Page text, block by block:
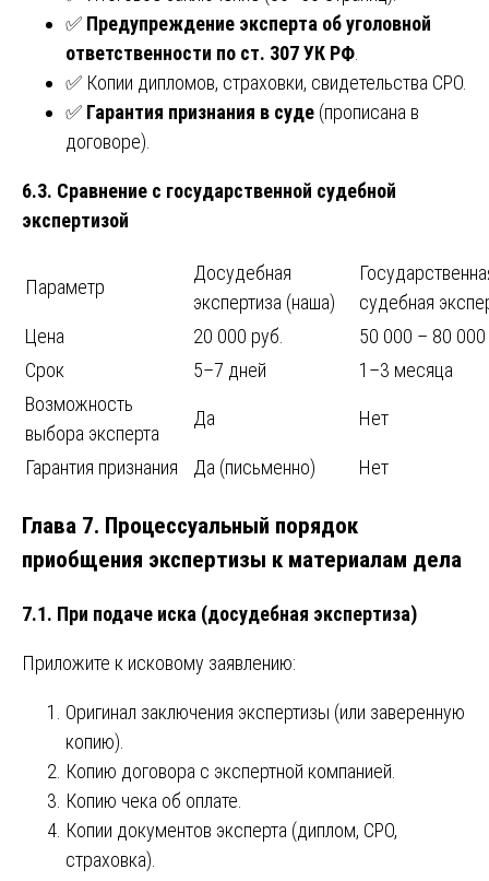
✅ Предупреждение эксперта об уголовной
ответственности по ст. 307 УК РФ
✅ Копии дипломов, страховки, свидетельства СРО.
✅ Гарантия признания в суде (прописана в
договоре).
6.3. Сравнение с государственной судебной
экспертизой
Параметр
Досудебная
экспертиза (наша)
судебная
Цена
20 000 руб.
50 000 – 80
Срок
5–7 дней
1–3 месяца
Возможность
выбора эксперта
Да Нет
Гарантия признания Да (письменно) Нет
Глава 7. Процессуальный порядок
приобщения экспертизы к материалам дела
7.1. При подаче иска (досудебная экспертиза)
Приложите к исковому заявлению:
Оригинал заключения экспертизы (или заверенную
копию).
Копию договора с экспертной компанией.
Копию чека об оплате.
Копии документов эксперта (диплом, СРО,
страховка).